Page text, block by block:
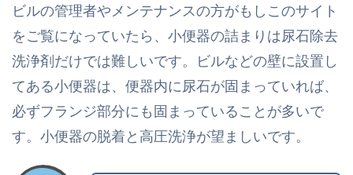
ビルの管理者やメンテナンスの方がもしこのサイト
をご覧になっていたら、小便器の詰まりは尿石除去
洗浄剤だけでは難しいです。ビルなどの壁に設置し
てある小便器は、便器内に尿石が固まっていれば、
必ずフランジ部分にも固まっていることが多いで
す。小便器の脱着と高圧洗浄が望ましいです。